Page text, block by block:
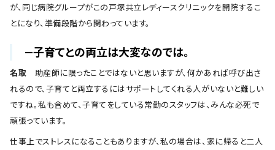
が、同じ病院グループがこの戸塚共立レディースクリニックを開院するこ
とになり、準備段階から関わっています。
―子育てとの両立は大変なのでは。
名取 助産師に限ったことではないと思いますが、何かあれば呼び出さ
れるので、子育てと両立するにはサポートしてくれる人がいないと難しい
ですね。私も含めて、子育てをしている常勤のスタッフは、みんな必死で
頑張っています。
仕事上でストレスになることもありますが、私の場合は、家に帰ると二人